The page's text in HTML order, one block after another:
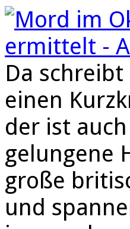
Da
einen
der ist
gelungene
große
und